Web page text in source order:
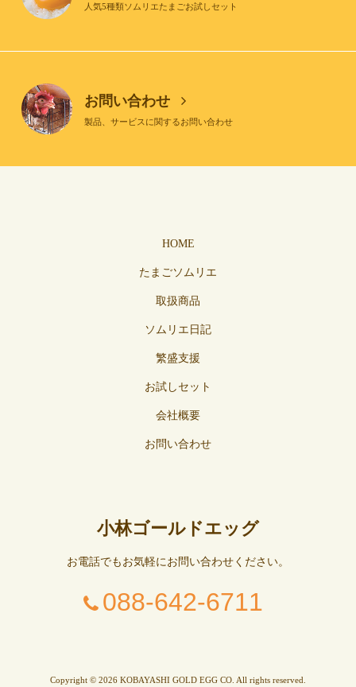
人気5種類ソムリエたまごお試しセット
お問い合わせ
製品、サービスに関するお問い合わせ
HOME
たまごソムリエ
取扱商品
ソムリエ日記
繁盛支援
お試しセット
会社概要
お問い合わせ
小林ゴールドエッグ
お電話でもお気軽にお問い合わせください。
088-642-6711
Copyright © 2026 KOBAYASHI GOLD EGG CO. All rights reserved.